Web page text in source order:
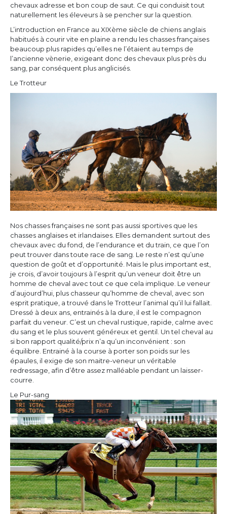
chevaux adresse et bon coup de saut. Ce qui conduisit tout
naturellement les éleveurs à se pencher sur la question.
L’introduction en France au XIXème siècle de chiens anglais
habitués à courir vite en plaine a rendu les chasses françaises
beaucoup plus rapides qu’elles ne l’étaient au temps de
l’ancienne vènerie, exigeant donc des chevaux plus près du
sang, par conséquent plus anglicisés.
Le Trotteur
Nos chasses françaises ne sont pas aussi sportives que les
chasses anglaises et irlandaises. Elles demandent surtout des
chevaux avec du fond, de l’endurance et du train, ce que l’on
peut trouver dans toute race de sang. Le reste n’est qu’une
question de goût et d’opportunité. Mais le plus important est,
je crois, d’avoir toujours à l’esprit qu’un veneur doit être un
homme de cheval avec tout ce que cela implique. Le veneur
d’aujourd’hui, plus chasseur qu’homme de cheval, avec son
esprit pratique, a trouvé dans le Trotteur l’animal qu’il lui fallait.
Dressé à deux ans, entrainés à la dure, il est le compagnon
parfait du veneur. C’est un cheval rustique, rapide, calme avec
du sang et le plus souvent généreux et gentil. Un tel cheval au
si bon rapport qualité/prix n’a qu’un inconvénient : son
équilibre. Entrainé à la course à porter son poids sur les
épaules, il exige de son maitre-veneur un véritable
redressage, afin d’être assez malléable pendant un laisser-
courre.
Le Pur-sang